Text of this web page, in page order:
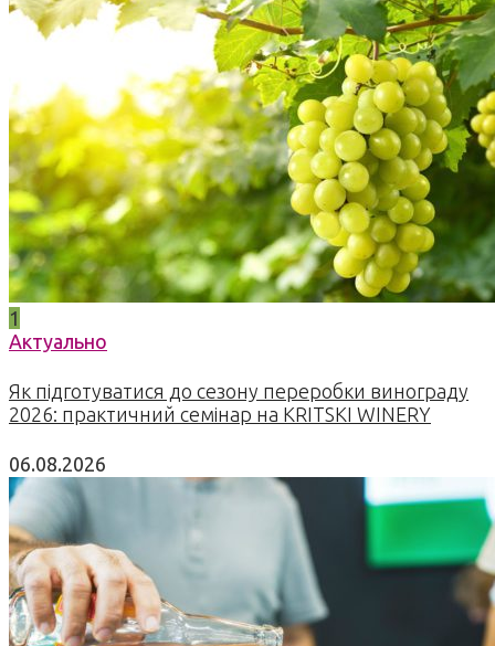
1
Актуально
Як підготуватися до сезону переробки винограду
2026: практичний семінар на KRITSKI WINERY
06.08.2026